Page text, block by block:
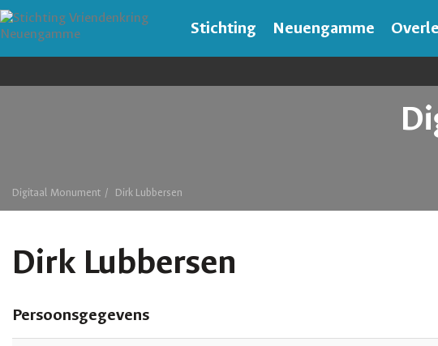
Stichting Neuengamme
Digitaal Monument Dirk Lubbersen
Dirk Lubbersen
Persoonsgegevens